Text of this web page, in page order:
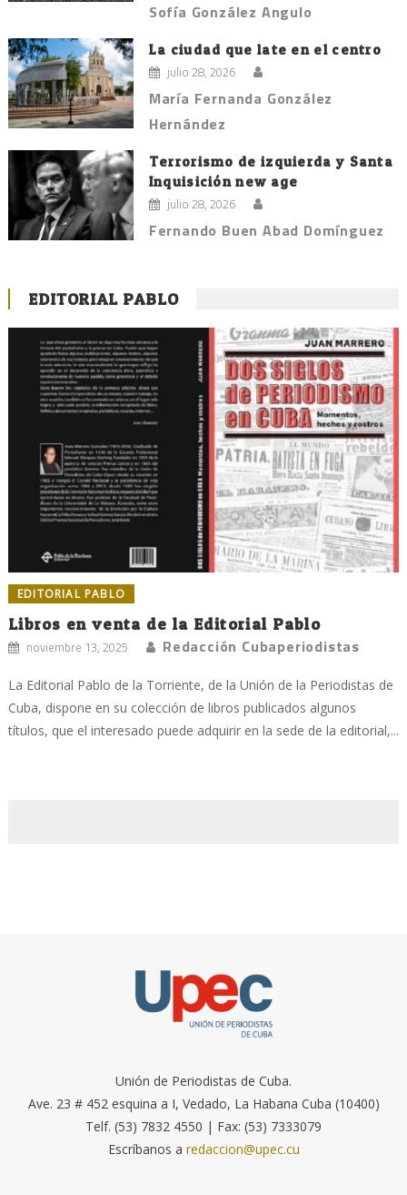
Sofía González Angulo
La ciudad que late en el centro
julio 28, 2026
María Fernanda González
Hernández
Terrorismo de izquierda y Santa
Inquisición new age
julio 28, 2026
Fernando Buen Abad Domínguez
EDITORIAL PABLO
EDITORIAL PABLO
Libros en venta de la Editorial Pablo
noviembre 13, 2025 Redacción Cubaperiodistas
La Editorial Pablo de la Torriente, de la Unión de la Periodistas de
Cuba, dispone en su colección de libros publicados algunos
títulos, que el interesado puede adquirir en la sede de la editorial,...
Unión de Periodistas de Cuba.
Ave. 23 # 452 esquina a I, Vedado, La Habana Cuba (10400)
Telf. (53) 7832 4550 | Fax: (53) 7333079
Escríbanos a redaccion@upec.cu